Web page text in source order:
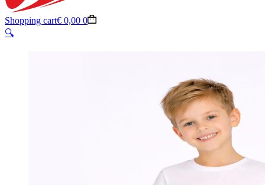
Shopping cart€ 0,00 0
🔍